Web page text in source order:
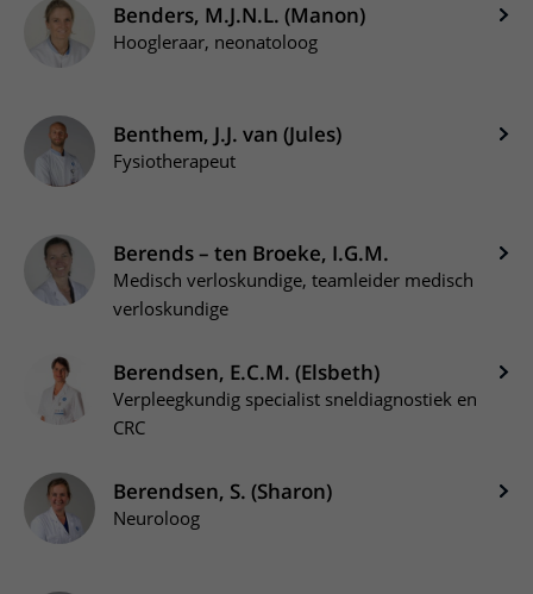
Benders, M.J.N.L. (Manon)
Hoogleraar, neonatoloog
Benthem, J.J. van (Jules)
Fysiotherapeut
Berends – ten Broeke, I.G.M.
Medisch verloskundige, teamleider medisch
verloskundige
Berendsen, E.C.M. (Elsbeth)
Verpleegkundig specialist sneldiagnostiek en
CRC
Berendsen, S. (Sharon)
Neuroloog